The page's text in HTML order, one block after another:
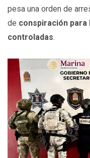
pesa una orden de
de conspiración para
controladas.